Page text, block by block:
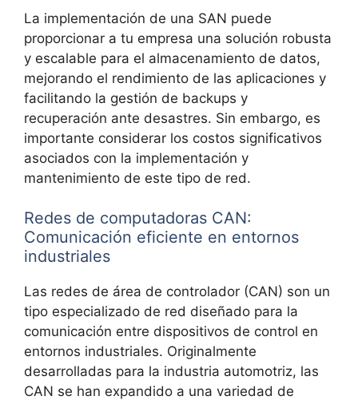
La implementación de una SAN puede
proporcionar a tu empresa una solución robusta
y escalable para el almacenamiento de datos,
mejorando el rendimiento de las aplicaciones y
facilitando la gestión de backups y
recuperación ante desastres. Sin embargo, es
importante considerar los costos significativos
asociados con la implementación y
mantenimiento de este tipo de red.
Redes de computadoras CAN:
Comunicación eficiente en entornos
industriales
Las redes de área de controlador (CAN) son un
tipo especializado de red diseñado para la
comunicación entre dispositivos de control en
entornos industriales. Originalmente
desarrolladas para la industria automotriz, las
CAN se han expandido a una variedad de